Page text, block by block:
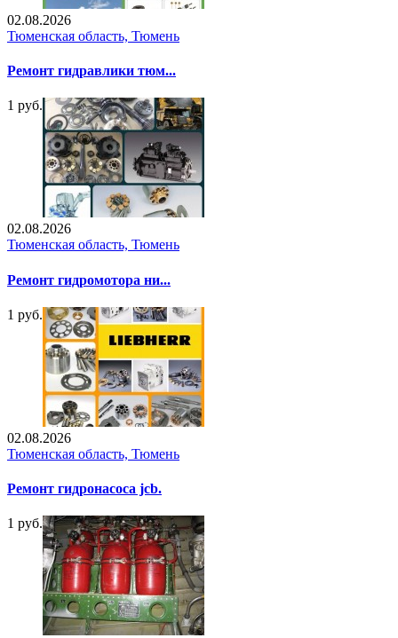
02.08.2026
Тюменская область, Тюмень
Ремонт гидравлики тюм...
1 руб.
02.08.2026
Тюменская область, Тюмень
Ремонт гидромотора ни...
1 руб.
02.08.2026
Тюменская область, Тюмень
Ремонт гидронасоса jcb.
1 руб.